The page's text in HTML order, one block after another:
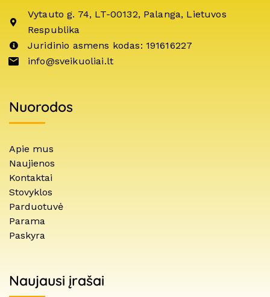
Vytauto g. 74, LT-00132, Palanga, Lietuvos
Respublika
Juridinio asmens kodas: 191616227
info@sveikuoliai.lt
Nuorodos
Apie mus
Naujienos
Kontaktai
Stovyklos
Parduotuvė
Parama
Paskyra
Naujausi įrašai